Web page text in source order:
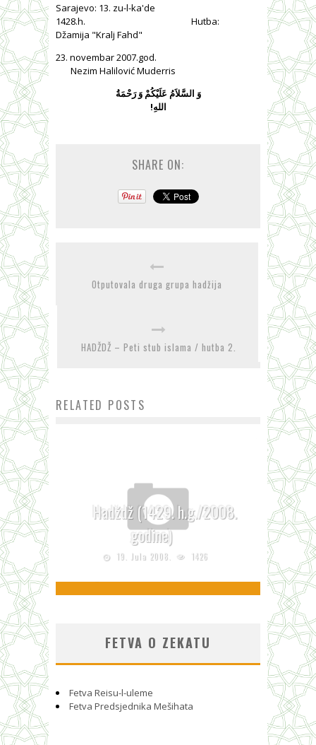
Sarajevo: 13. zu-l-ka'de
1428.h.
Hutba:
Džamija "Kralj Fahd"
23. novembar 2007.god.
Nezim Halilović Muderris
وَ السَّلاَمُ عَلَيْكُمْ وَ رَحْمَةُ
اللهِ!
SHARE ON:
Otputovala druga grupa hadžija
HADŽDŽ – Peti stub islama / hutba 2.
RELATED POSTS
Hadždž (1429. h.g./2008.
godine)
19. Jula 2008. 1426
Dr. Jusuf Kardavi o Hadzu I dio
FETVA O ZEKATU
Fetva Reisu-l-uleme
Fetva Predsjednika Mešihata